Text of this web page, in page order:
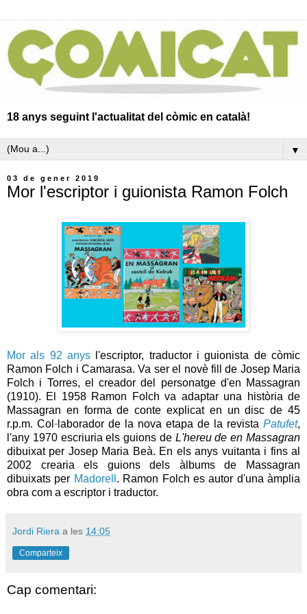
18 anys seguint l'actualitat del còmic en català!
▼
03 de gener 2019
Mor l'escriptor i guionista Ramon Folch
Morals 92 anys l'escriptor, traductor i guionista de còmic
Ramon Folch i Camarasa. Va ser el novè fill de Josep Maria
Folch i Torres, el creador del personatge d'en Massagran
(1910). El 1958 Ramon
Folch va adaptar una història de
Massagran en forma de conte explicat en un disc de 45
r.p.m. Col·laborador de la nova etapa de la revista Patufet,
l'any 1970 escriuria els guions de L'hereude en Massagran
dibuixat per Josep Maria Beà. En els anys vuitanta i fins al
2002 crearia els guions dels àlbums de
Massagran
dibuixats per Madorell . Ramon Folch es autor d'una àmplia
obra com a escriptor i traductor.
Jordi Riera a les 14:05
Comparteix
Cap comentari: